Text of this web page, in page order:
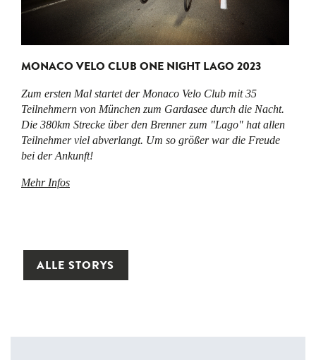
MONACO VELO CLUB ONE NIGHT LAGO 2023
Zum ersten Mal startet der Monaco Velo Club mit 35
Teilnehmern von München zum Gardasee durch die Nacht.
Die 380km Strecke über den Brenner zum "Lago" hat allen
Teilnehmer viel abverlangt. Um so größer war die Freude
bei der Ankunft!
Mehr Infos
ALLE STORYS